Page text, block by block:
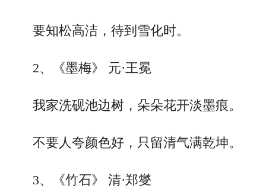
要知松高洁，待到雪化时。
2、《墨梅》 元·王冕
我家洗砚池边树，朵朵花开淡墨痕。
不要人夸颜色好，只留清气满乾坤。
3、《竹石》 清·郑燮